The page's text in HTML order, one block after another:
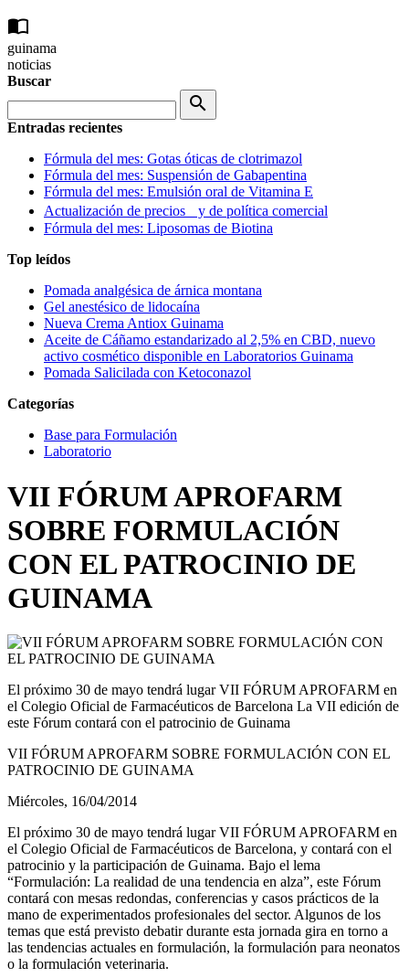
import_contacts
guinama
noticias
Buscar
search
Entradas recientes
Fórmula del mes: Gotas óticas de clotrimazol
Fórmula del mes: Suspensión de Gabapentina
Fórmula del mes: Emulsión oral de Vitamina E
Actualización de precios y de política comercial
Fórmula del mes: Liposomas de Biotina
Top leídos
Pomada analgésica de árnica montana
Gel anestésico de lidocaína
Nueva Crema Antiox Guinama
Aceite de Cáñamo estandarizado al 2,5% en CBD, nuevo
activo cosmético disponible en Laboratorios Guinama
Pomada Salicilada con Ketoconazol
Categorías
Base para Formulación
Laboratorio
VII FÓRUM APROFARM
SOBRE FORMULACIÓN
CON EL PATROCINIO DE
GUINAMA
El próximo 30 de mayo tendrá lugar VII FÓRUM APROFARM en
el Colegio Oficial de Farmacéuticos de Barcelona La VII edición de
este Fórum contará con el patrocinio de Guinama
VII FÓRUM APROFARM SOBRE FORMULACIÓN CON EL
PATROCINIO DE GUINAMA
Miércoles, 16/04/2014
El próximo 30 de mayo tendrá lugar VII FÓRUM APROFARM en
el Colegio Oficial de Farmacéuticos de Barcelona, y contará con el
patrocinio y la participación de Guinama. Bajo el lema
“Formulación: La realidad de una tendencia en alza”, este Fórum
contará con mesas redondas, conferencias y casos prácticos de la
mano de experimentados profesionales del sector. Algunos de los
temas que está previsto debatir durante esta jornada gira en torno a
las tendencias actuales en formulación, la formulación para neonatos
o la formulación veterinaria.